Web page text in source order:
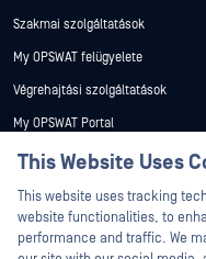
Szakmai szolgáltatások
My OPSWAT felügyelete
Végrehajtási szolgáltatások
My OPSWAT Portal
Műszaki dokumentáció
Képzések
Biztonsági sebezhetőségi program
Partnerek
This Website Uses
This website uses tracking
website functionalities, to
performance and traffic. We
Hey
I'm
How